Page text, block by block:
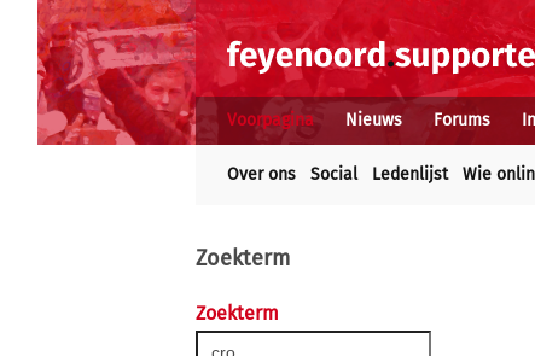
Voorpagina Nieuws Forums
Over ons Social Ledenlijst Wie
Zoekterm
Zoekterm